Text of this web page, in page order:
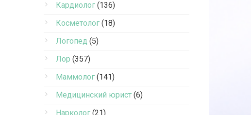
Кардиолог (136)
Косметолог (18)
Логопед (5)
Лор (357)
Маммолог (141)
Медицинский юрист (6)
Нарколог (21)